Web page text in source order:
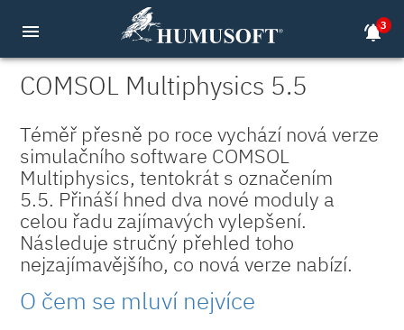
menu notifications_active3
COMSOL Multiphysics 5.5
Téměř přesně po roce vychází nová verze
simulačního software COMSOL
Multiphysics, tentokrát s označením
5.5. Přináší hned dva nové moduly a
celou řadu zajímavých vylepšení.
Následuje stručný přehled toho
nejzajímavějšího, co nová verze nabízí.
O čem se mluví nejvíce